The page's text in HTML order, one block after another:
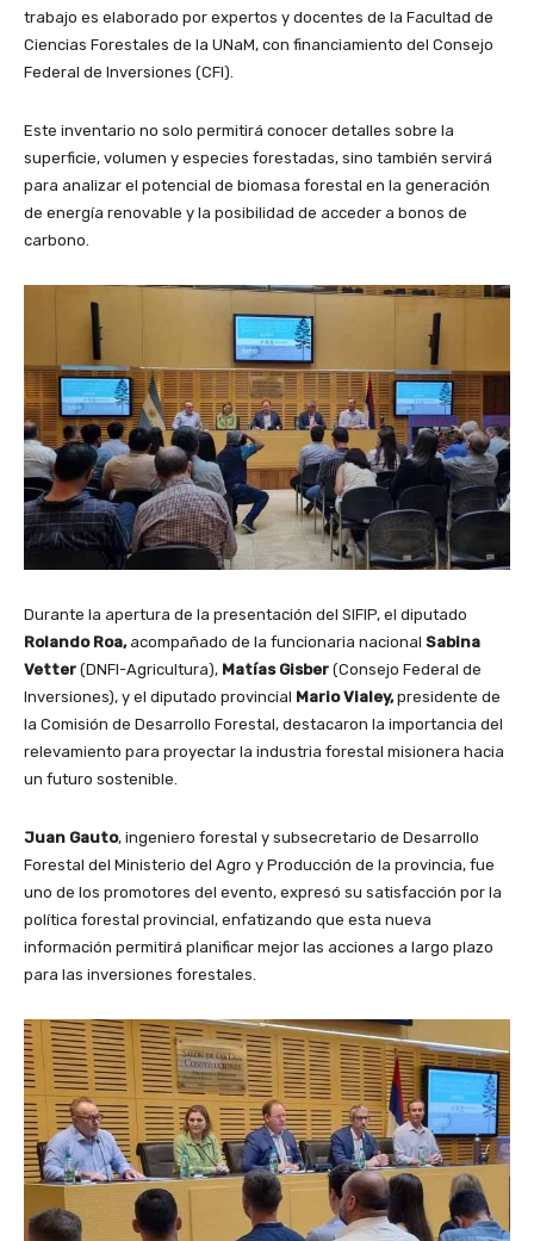
trabajo es elaborado por expertos y docentes de la Facultad de
Ciencias Forestales de la UNaM, con financiamiento del Consejo
Federal de Inversiones (CFI).
Este inventario no solo permitirá conocer detalles sobre la
superficie, volumen y especies forestadas, sino también servirá
para analizar el potencial de biomasa forestal en la generación
de energía renovable y la posibilidad de acceder a bonos de
carbono.
Durante la apertura de la presentación del SIFIP, el diputado
Rolando Roa,acompañado de la funcionaria nacional Sabina
Vetter (DNFI-Agricultura), Matías Gisber (Consejo Federal de
Inversiones), y el diputado provincial Mario Vialey,presidente de
la Comisión de Desarrollo Forestal, destacaron la importancia del
relevamiento para proyectar la industria forestal misionera hacia
un futuro sostenible.
Juan Gauto, ingeniero forestal y subsecretario de Desarrollo
Forestal del Ministerio del Agro y Producción de la provincia, fue
uno de los promotores del evento, expresó su satisfacción por la
política forestal provincial, enfatizando que esta nueva
información permitirá planificar mejor las acciones a largo plazo
para las inversiones forestales.